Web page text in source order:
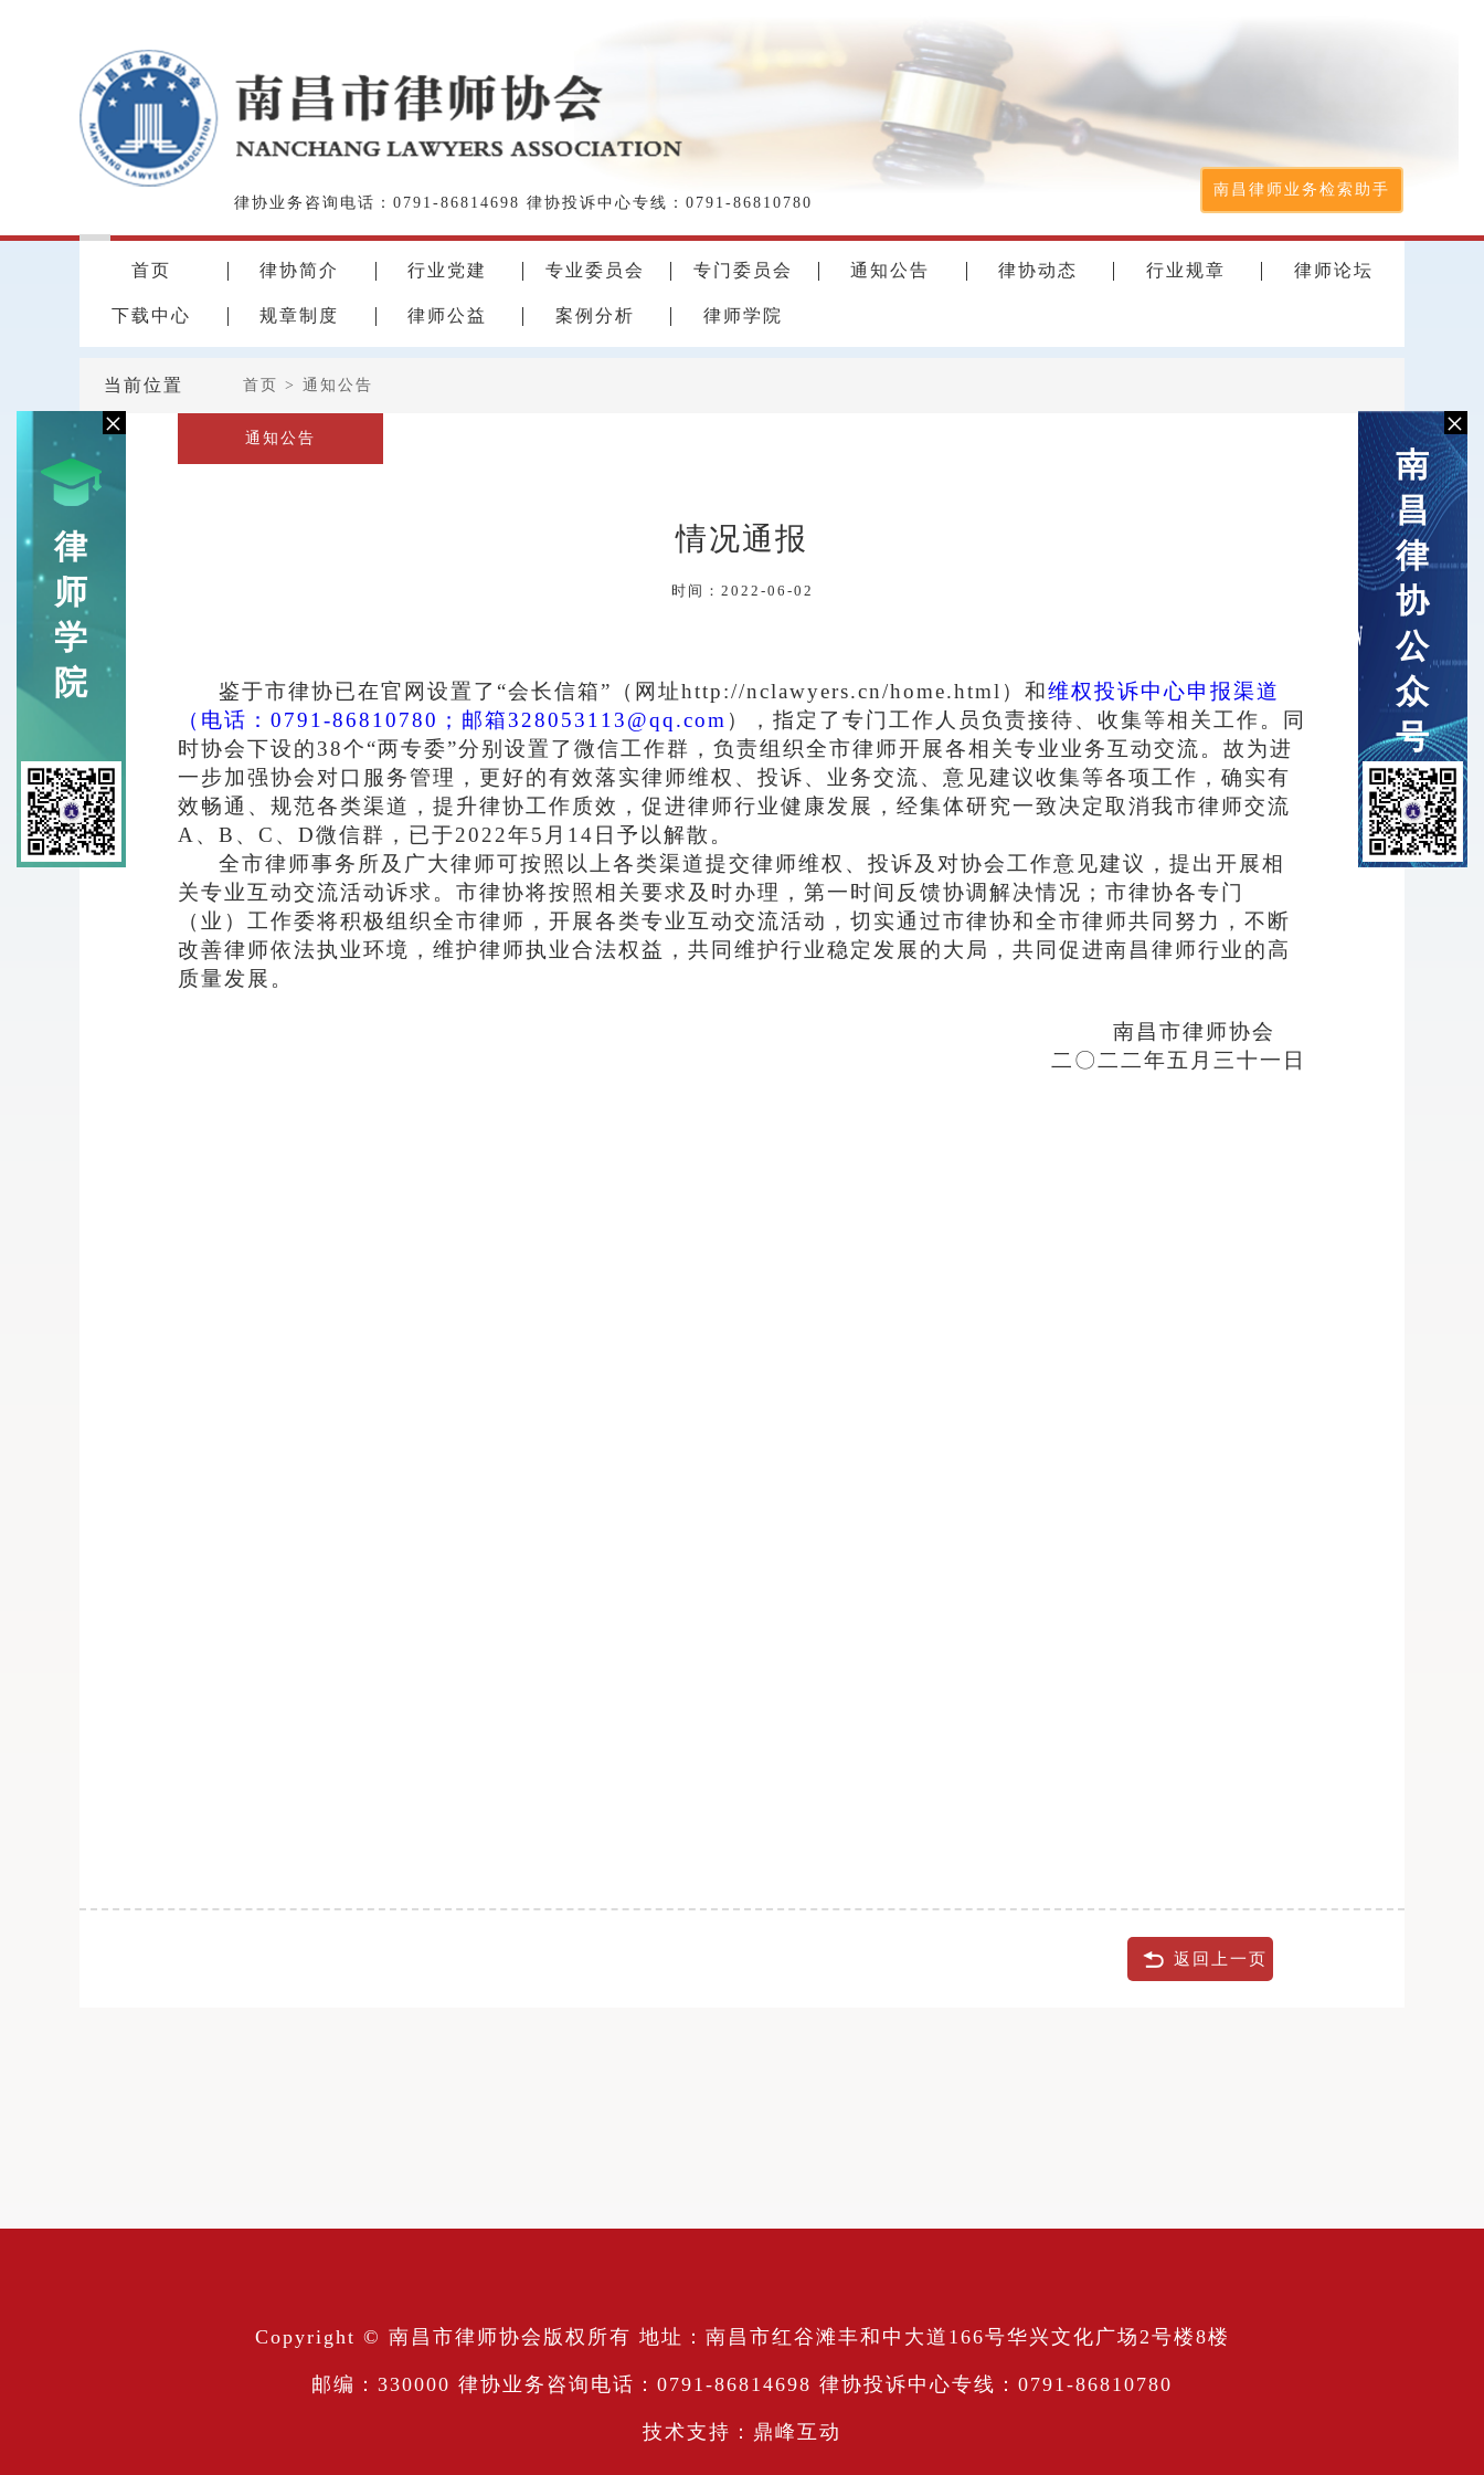
律协业务咨询电话：0791-86814698 律协投诉中心专线：0791-86810780
南昌律师业务检索助手
×
律
师
学
院
×
南
昌
律
协
公
众
号
首页 律协简介 行业党建 专业委员会 专门委员会 通知公告 律协动态 行业规章 律师论坛
下载中心 规章制度 律师公益 案例分析 律师学院
当前位置 首页 > 通知公告
通知公告
情况通报
时间：2022-06-02
鉴于市律协已在官网设置了 “会长信箱”（网址http://nclawyers.cn/home.html ）和维权投诉中心申报渠道
（电话： 0791-86810780；邮箱328053113@qq.com ），指定了专门工作人员负责接待、收集等相关工作。同
时协会下设的38个“两专委”分别设置了微信工作群，负责组织全市律师开展各相关专业业务互动交流。故为进
一步加强协会对口服务管理，更好的有效落实律师维权、投诉、业务交流、意见建议收集等各项工作，确实有
效畅通、规范各类渠道，提升律协工作质效，促进律师行业健康发展，经集体研究一致决定取消我市律师交流
A、B、C、D微信群，已于2022年5月14日予以解散。
全市律师事务所及广大律师可按照以上各类渠道提交律师维权、投诉及对协会工作意见建议，提出开展相
关专业互动交流活动诉求 。市律协将按照相关要求及时办理，第一时间反馈协调解决情况；市律协各专门
（业）工作委将积极组织全市律师，开展各类专业互动交流活动，切实通过市律协和全市律师共同努力，不断
改善律师依法执业环境，维护律师执业合法权益 ，共同维护行业稳定发展的大局，共同促进南昌律师行业的高
质量发展。
南昌市律师协会
二〇二二年五月三十一日
返回上一页
Copyright © 南昌市律师协会版权所有 地址：南昌市红谷滩丰和中大道166号华兴文化广场2号楼8楼
邮编：330000 律协业务咨询电话：0791-86814698 律协投诉中心专线：0791-86810780
技术支持：鼎峰互动